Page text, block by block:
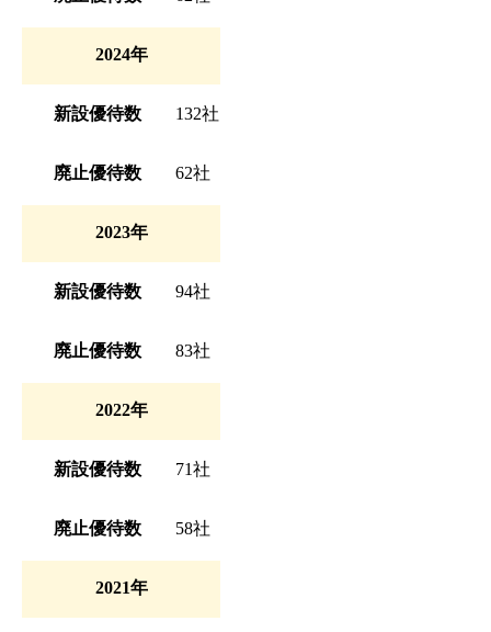
2024年
新設優待数 132社
廃止優待数 62社
2023年
新設優待数 94社
廃止優待数 83社
2022年
新設優待数 71社
廃止優待数 58社
2021年